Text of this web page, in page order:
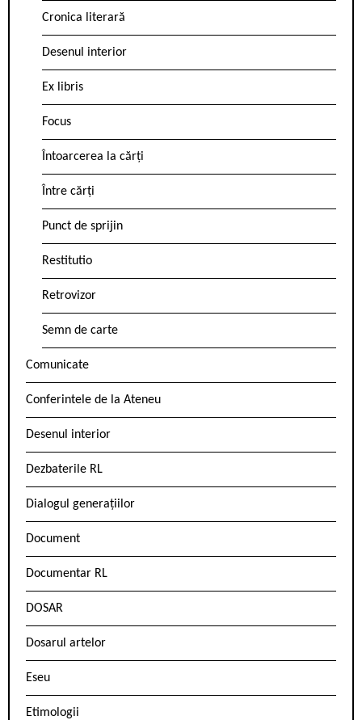
Cronica literară
Desenul interior
Ex libris
Focus
Întoarcerea la cărți
Între cărți
Punct de sprijin
Restitutio
Retrovizor
Semn de carte
Comunicate
Conferintele de la Ateneu
Desenul interior
Dezbaterile RL
Dialogul generațiilor
Document
Documentar RL
DOSAR
Dosarul artelor
Eseu
Etimologii